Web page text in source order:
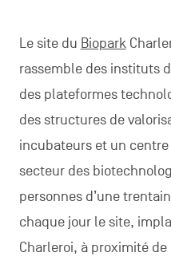
Le site du Biopark
rassemble des instituts
des plateformes
des structures de
incubateurs et un
secteur des
personnes d’une
chaque jour le site,
Charleroi, à proximité de